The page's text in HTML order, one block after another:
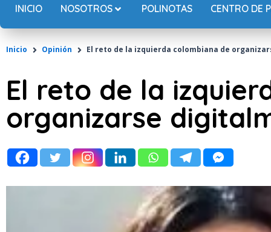
INICIO NOSOTROS POLINOTAS CENTRO DE
Inicio Opinión El reto de la izquierda colombiana de
El reto de la
organizarse